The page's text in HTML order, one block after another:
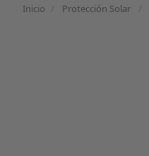
Inicio Protección Solar